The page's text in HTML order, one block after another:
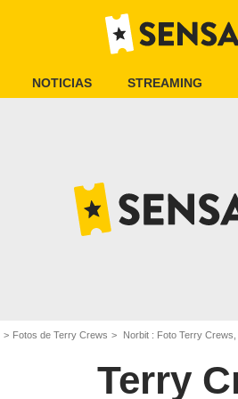
NOTICIAS STREAMING
Fotos de Terry Crews Norbit : Foto Terry
Terry